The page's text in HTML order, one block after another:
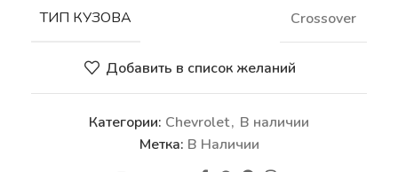
ТИП КУЗОВА Crossover
Добавить в список желаний
Категории: Chevrolet, В наличии
Метка: В Наличии